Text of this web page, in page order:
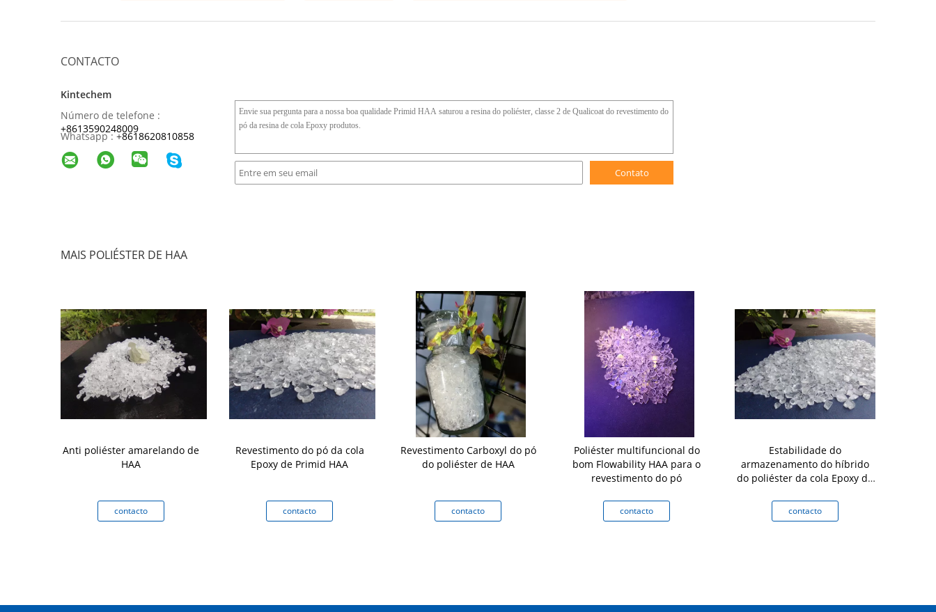
CONTACTO
Kintechem
Número de telefone :
+8613590248009
Whatsapp :+8618620810858
Contato
MAIS POLIÉSTER DE HAA
Anti poliéster amarelando de
HAA
contacto
Revestimento do pó da cola
Epoxy de Primid HAA
contacto
Revestimento Carboxyl do pó
do poliéster de HAA
contacto
Poliéster multifuncional do
bom Flowability HAA para o
revestimento do pó
contacto
Estabilidade do
armazenamento do híbrido
do poliéster da cola Epoxy da
ISO14001
contacto